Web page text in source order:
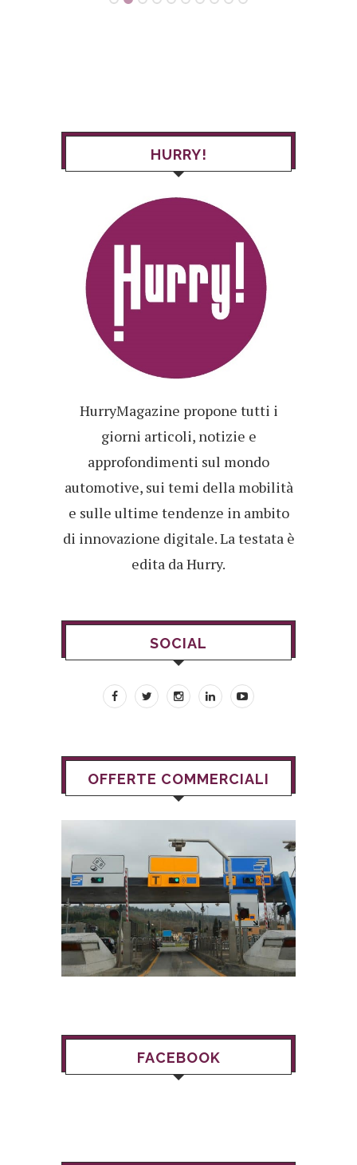
HURRY!
HurryMagazine propone tutti i
giorni articoli, notizie e
approfondimenti sul mondo
automotive, sui temi della mobilità
e sulle ultime tendenze in ambito
di innovazione digitale. La testata è
edita da Hurry.
SOCIAL
OFFERTE COMMERCIALI
FACEBOOK